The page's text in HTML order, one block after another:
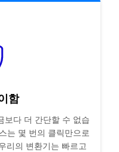
함
보다 더 간단할 수 없습
는 몇 번의 클릭만으로
리의 변환기는 빠르고